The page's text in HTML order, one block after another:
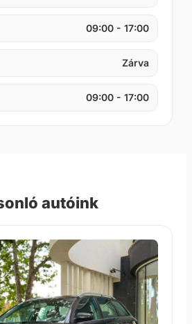
09:00 - 17:00
Zárva
09:00 - 17:00
autóink